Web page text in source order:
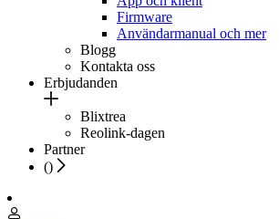
Firmware
Användarmanual och mer
Blogg
Kontakta oss
Erbjudanden
Blixtrea
Reolink-dagen
Partner
()